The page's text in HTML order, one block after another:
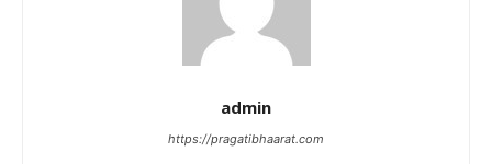
admin
https://pragatibhaarat.com